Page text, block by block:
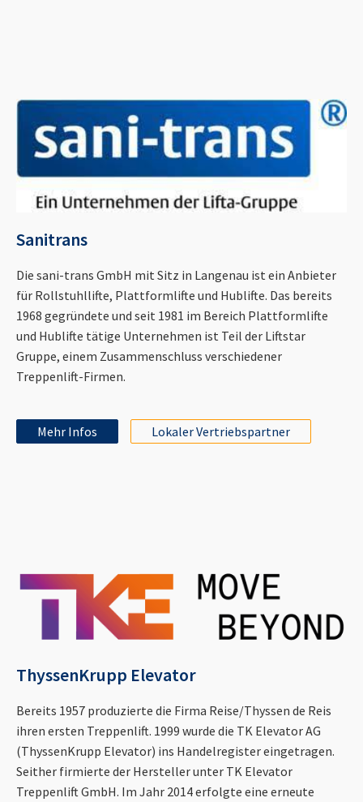
Sanitrans
Die sani-trans GmbH mit Sitz in Langenau ist ein Anbieter
für Rollstuhllifte, Plattformlifte und Hublifte. Das bereits
1968 gegründete und seit 1981 im Bereich Plattformlifte
und Hublifte tätige Unternehmen ist Teil der Liftstar
Gruppe, einem Zusammenschluss verschiedener
Treppenlift-Firmen.
Mehr Infos Lokaler Vertriebspartner
ThyssenKrupp Elevator
Bereits 1957 produzierte die Firma Reise/Thyssen de Reis
ihren ersten Treppenlift. 1999 wurde die TK Elevator AG
(ThyssenKrupp Elevator) ins Handelregister eingetragen.
Seither firmierte der Hersteller unter TK Elevator
Treppenlift GmbH. Im Jahr 2014 erfolgte eine erneute